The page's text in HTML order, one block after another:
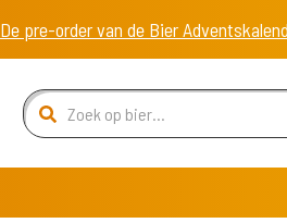
De pre-order van de Bier